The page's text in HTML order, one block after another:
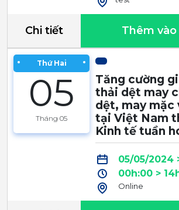
Chi tiết Thêm
Thứ Hai
05
Tháng 05
Tăng cường
thải dệt may
dệt, may mặc
tại Việt Nam
Kinh tế tuần
05/05/2024
00h:00 >
Online